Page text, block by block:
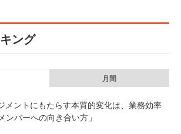
ング
月間
メントにもたらす本質的変化は、業務効率
ンバーへの向き合い方」